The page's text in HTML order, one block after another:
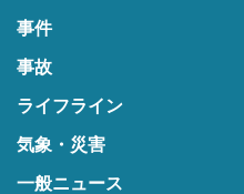
事件
事故
ライフライン
気象・災害
一般ニュース